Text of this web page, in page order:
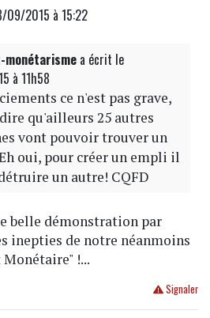
09/2015 à 15:22
monétarismea écrit le
à 11h58
ce n'est pas grave,
qu'ailleurs 25 autres
vont pouvoir trouver un
oui, pour créer un empli il
un autre! CQFD
belle démonstration par
inepties de notre néanmoins
!...
Signaler